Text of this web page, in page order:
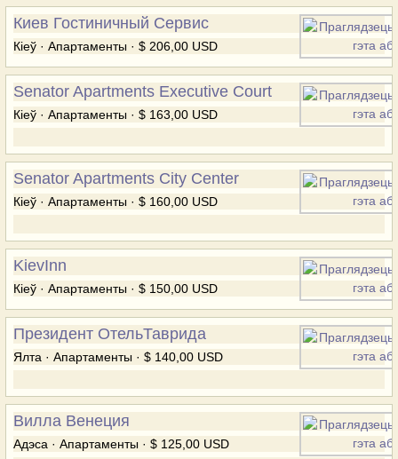
Киев Гостиничный Сервис
Кіеў · Апартаменты · $ 206,00 USD
Senator Apartments Executive Court
Кіеў · Апартаменты · $ 163,00 USD
Senator Apartments City Center
Кіеў · Апартаменты · $ 160,00 USD
KievInn
Кіеў · Апартаменты · $ 150,00 USD
Президент ОтельТаврида
Ялта · Апартаменты · $ 140,00 USD
Вилла Венеция
Адэса · Апартаменты · $ 125,00 USD